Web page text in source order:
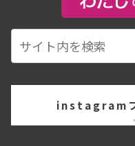
instagramフ